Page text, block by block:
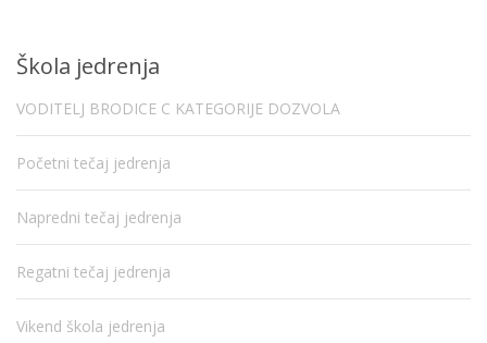
Škola jedrenja
VODITELJ BRODICE C KATEGORIJE DOZVOLA
Početni tečaj jedrenja
Napredni tečaj jedrenja
Regatni tečaj jedrenja
Vikend škola jedrenja